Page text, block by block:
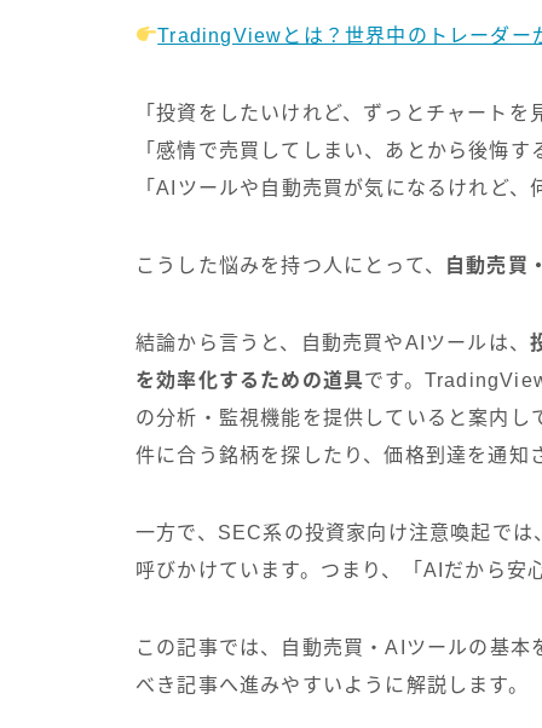
TradingViewとは？世界中のトレーダー
「投資をしたいけれど、ずっとチャートを
「感情で売買してしまい、あとから後悔す
「AIツールや自動売買が気になるけれど
こうした悩みを持つ人にとって、 自動売買
結論から言うと、自動売買やAIツールは、
を効率化するための道具です。
の分析・監視機能を提供していると案内
件に合う銘柄を探したり、価格到達を通知
一方で、SEC系の投資家向け注意喚起で
呼びかけています。つまり、「AIだから安
この記事では、自動売買・AIツールの基
べき記事へ進みやすいように解説します。